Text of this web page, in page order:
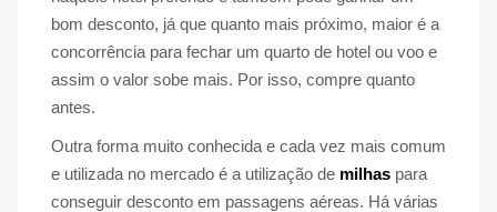
bom desconto, já que quanto mais próximo, maior é a
concorrência para fechar um quarto de hotel ou voo e
assim o valor sobe mais. Por isso, compre quanto
antes.
Outra forma muito conhecida e cada vez mais comum
e utilizada no mercado é a utilização de milhas para
conseguir desconto em passagens aéreas. Há várias